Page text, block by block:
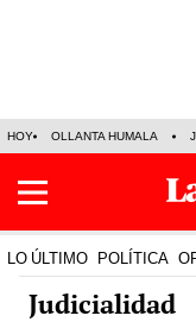
HOY OLLANTA HUMALA
LO ÚLTIMO POLÍTICA
Judicialidad